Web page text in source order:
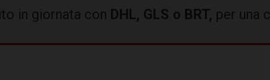
in giornata con DHL, GLS o BRT, per una